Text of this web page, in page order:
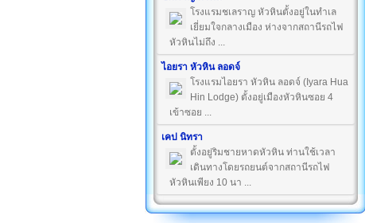
โรงแรมชเลราญ หัวหินตั้งอยู่ในทำเล
เยี่ยมใจกลางเมือง ห่างจากสถานีรถไฟ
หัวหินไม่ถึง ...
ไอยรา หัวหิน ลอดจ์
โรงแรมไอยรา หัวหิน ลอดจ์ (Iyara Hua
Hin Lodge) ตั้งอยู่เมืองหัวหินซอย 4
เข้าซอย ...
เคป นิทรา
ตั้งอยู่ริมชายหาดหัวหิน ท่านใช้เวลา
เดินทางโดยรถยนต์จากสถานีรถไฟ
หัวหินเพียง 10 นา ...